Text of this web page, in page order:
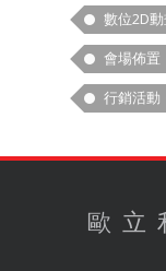
數位2D
會場佈置
行銷活動
歐立